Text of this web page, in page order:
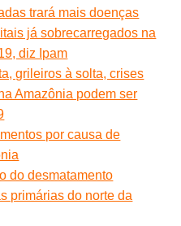
trará mais doenças
já sobrecarregados na
diz Ipam
grileiros à solta, crises
Amazônia podem ser
por causa de
do desmatamento
primárias do norte da